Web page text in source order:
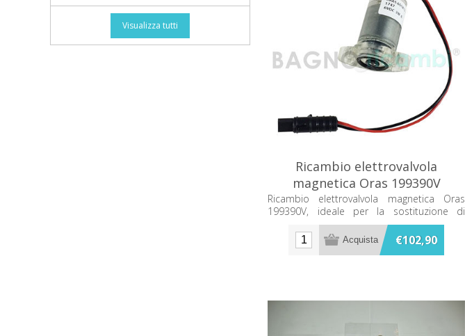
Ricambio elettrovalvola
magnetica Oras 199390V
Ricambio elettrovalvola magnetica Oras
199390V, ideale per la sostituzione di
componenti compatibili.
€102,90
Visualizza tutti